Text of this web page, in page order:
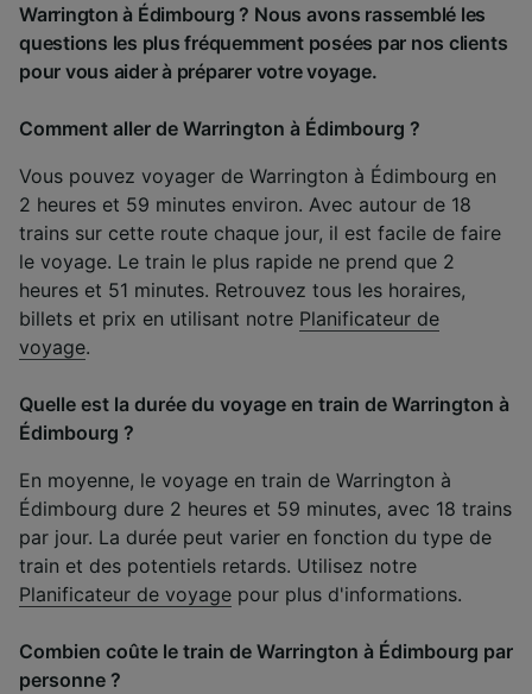
Warrington à Édimbourg ? Nous avons rassemblé les
questions les plus fréquemment posées par nos clients
pour vous aider à préparer votre voyage.
Comment aller de Warrington à Édimbourg ?
Vous pouvez voyager de Warrington à Édimbourg en
2 heures et 59 minutes environ. Avec autour de 18
trains sur cette route chaque jour, il est facile de faire
le voyage. Le train le plus rapide ne prend que 2
heures et 51 minutes. Retrouvez tous les horaires,
billets et prix en utilisant notre Planificateur de
voyage.
Quelle est la durée du voyage en train de Warrington à
Édimbourg ?
En moyenne, le voyage en train de Warrington à
Édimbourg dure 2 heures et 59 minutes, avec 18 trains
par jour. La durée peut varier en fonction du type de
train et des potentiels retards. Utilisez notre
Planificateur de voyage pour plus d'informations.
Combien coûte le train de Warrington à Édimbourg par
personne ?